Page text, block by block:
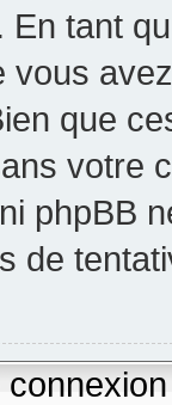
tant
vous
que
votre
phpBB
de
connexion